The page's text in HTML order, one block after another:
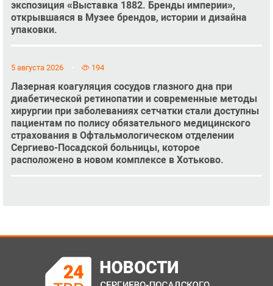
экспозиция «Выставка 1882. Бренды империи»,
открывшаяся в Музее брендов, истории и дизайна
упаковки.
5 августа 2026 194
Лазерная коагуляция сосудов глазного дна при
диабетической ретинопатии и современные методы
хирургии при заболеваниях сетчатки стали доступны
пациентам по полису обязательного медицинского
страхования в Офтальмологическом отделении
Сергиево-Посадской больницы, которое
расположено в новом комплексе в Хотьково.